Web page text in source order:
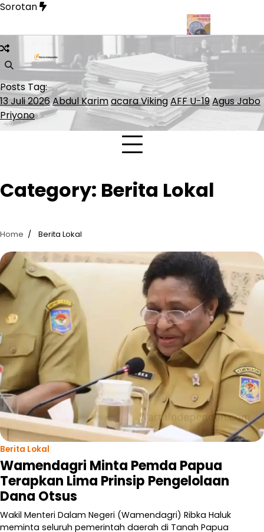
Skip
content
Sorotan
Cepat Whoosh hingga Surabaya BI Rate Jadi Kunci
Posts Tag:
13 Juli 2026Abdul Karimacara VikingAFF U-19Agus Jabo
Priyono
Category: Berita Lokal
Home Berita Lokal
Berita Lokal
Wamendagri Minta Pemda Papua
Terapkan Lima Prinsip Pengelolaan
Dana Otsus
Wakil Menteri Dalam Negeri (Wamendagri) Ribka Haluk
meminta seluruh pemerintah daerah di Tanah Papua